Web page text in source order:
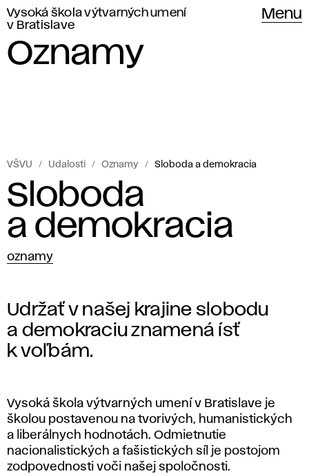
Vysoká škola výtvarných umení
v Bratislave
Menu
Oznamy
VŠVU Udalosti Oznamy Sloboda a demokracia
Sloboda
a demokracia
oznamy
Udržať v našej krajine slobodu
a demokraciu znamená ísť
k voľbám.
Vysoká škola výtvarných umení v Bratislave je
školou postavenou na tvorivých, humanistických
a liberálnych hodnotách. Odmietnutie
nacionalistických a fašistických síl je postojom
zodpovednosti voči našej spoločnosti.